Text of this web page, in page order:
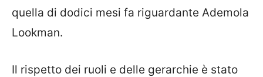
quella di dodici mesi fa riguardante Ademola
Lookman.
Il rispetto dei ruoli e delle gerarchie è stato